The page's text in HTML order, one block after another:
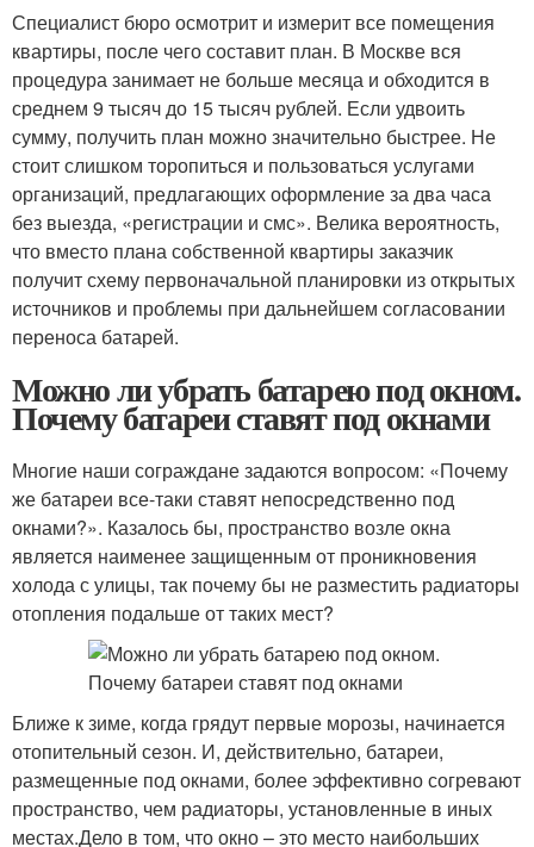
Специалист бюро осмотрит и измерит все помещения
квартиры, после чего составит план. В Москве вся
процедура занимает не больше месяца и обходится в
среднем 9 тысяч до 15 тысяч рублей. Если удвоить
сумму, получить план можно значительно быстрее. Не
стоит слишком торопиться и пользоваться услугами
организаций, предлагающих оформление за два часа
без выезда, «регистрации и смс». Велика вероятность,
что вместо плана собственной квартиры заказчик
получит схему первоначальной планировки из открытых
источников и проблемы при дальнейшем согласовании
переноса батарей.
Можно ли убрать батарею под окном.
Почему батареи ставят под окнами
Многие наши сограждане задаются вопросом: «Почему
же батареи все-таки ставят непосредственно под
окнами?». Казалось бы, пространство возле окна
является наименее защищенным от проникновения
холода с улицы, так почему бы не разместить радиаторы
отопления подальше от таких мест?
Ближе к зиме, когда грядут первые морозы, начинается
отопительный сезон. И, действительно, батареи,
размещенные под окнами, более эффективно согревают
пространство, чем радиаторы, установленные в иных
местах.Дело в том, что окно – это место наибольших